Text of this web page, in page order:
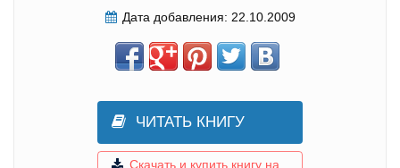
Дата добавления: 22.10.2009
ЧИТАТЬ КНИГУ
Скачать и купить книгу на